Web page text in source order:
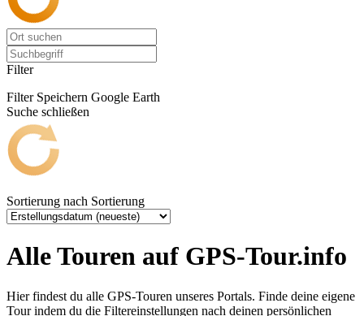
Filter
Filter Speichern Google Earth
Suche schließen
Sortierung nach Sortierung
Alle Touren auf GPS-Tour.info
Hier findest du alle GPS-Touren unseres Portals. Finde deine eigene
Tour indem du die Filtereinstellungen nach deinen persönlichen